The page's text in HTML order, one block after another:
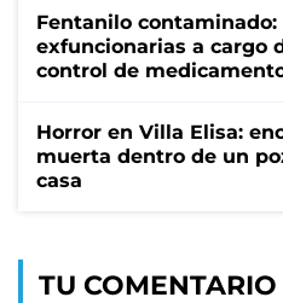
Fentanilo
exfuncionarias a cargo
control de
Horror en Villa Elisa:
muerta dentro de un
casa
TU COMENTARIO